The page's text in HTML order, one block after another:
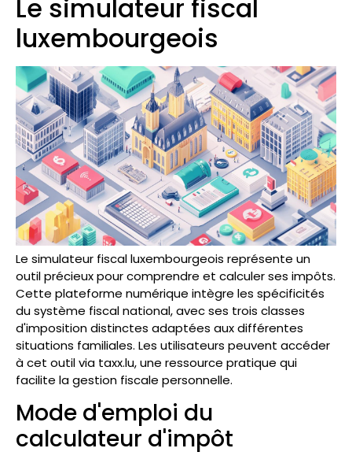
Le simulateur fiscal
luxembourgeois
Le simulateur fiscal luxembourgeois représente un
outil précieux pour comprendre et calculer ses impôts.
Cette plateforme numérique intègre les spécificités
du système fiscal national, avec ses trois classes
d'imposition distinctes adaptées aux différentes
situations familiales. Les utilisateurs peuvent accéder
à cet outil via taxx.lu, une ressource pratique qui
facilite la gestion fiscale personnelle.
Mode d'emploi du
calculateur d'impôt